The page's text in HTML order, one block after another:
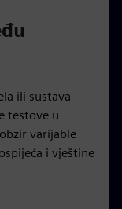
ili sustava
testove u
varijable
i vještine